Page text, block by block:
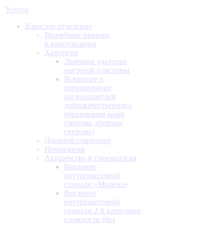
Услуги
Взрослое отделение
Врачебные приемы
и консультации
Хирургия
Лазерное удаление
ногтевой пластины
Вскрытие и
дренирование
нагноившегося
доброкачественного
образования кожи
(липома, атерома,
гигрома)
Дневной стационар
Неврология
Акушерство и гинекология
Введение
внутриматочной
спирали «Мирена»
Введение
внутриматочной
спирали 2-й категории
сложности (без